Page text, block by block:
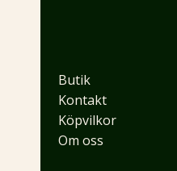
Butik
Kontakt
Köpvilkor
Om oss